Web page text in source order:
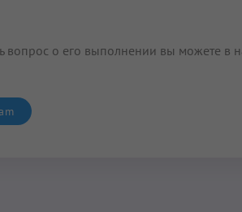
вопрос о его выполнении вы можете в